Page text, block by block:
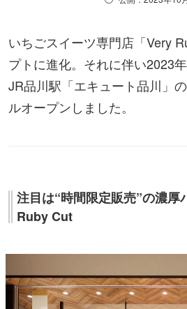
いちごスイーツ専門店「Very
プトに進化。それに伴い2023年
JR品川駅「エキュート品川」
ルオープンしました。
注目は“時間限定販売”の濃厚
Ruby Cut